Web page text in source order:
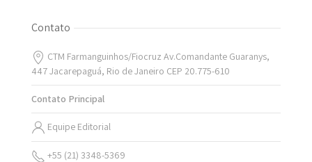
Contato
CTM Farmanguinhos/Fiocruz Av.Comandante Guaranys,
447 Jacarepaguá, Rio de Janeiro CEP 20.775-610
Contato Principal
Equipe Editorial
+55 (21) 3348-5369